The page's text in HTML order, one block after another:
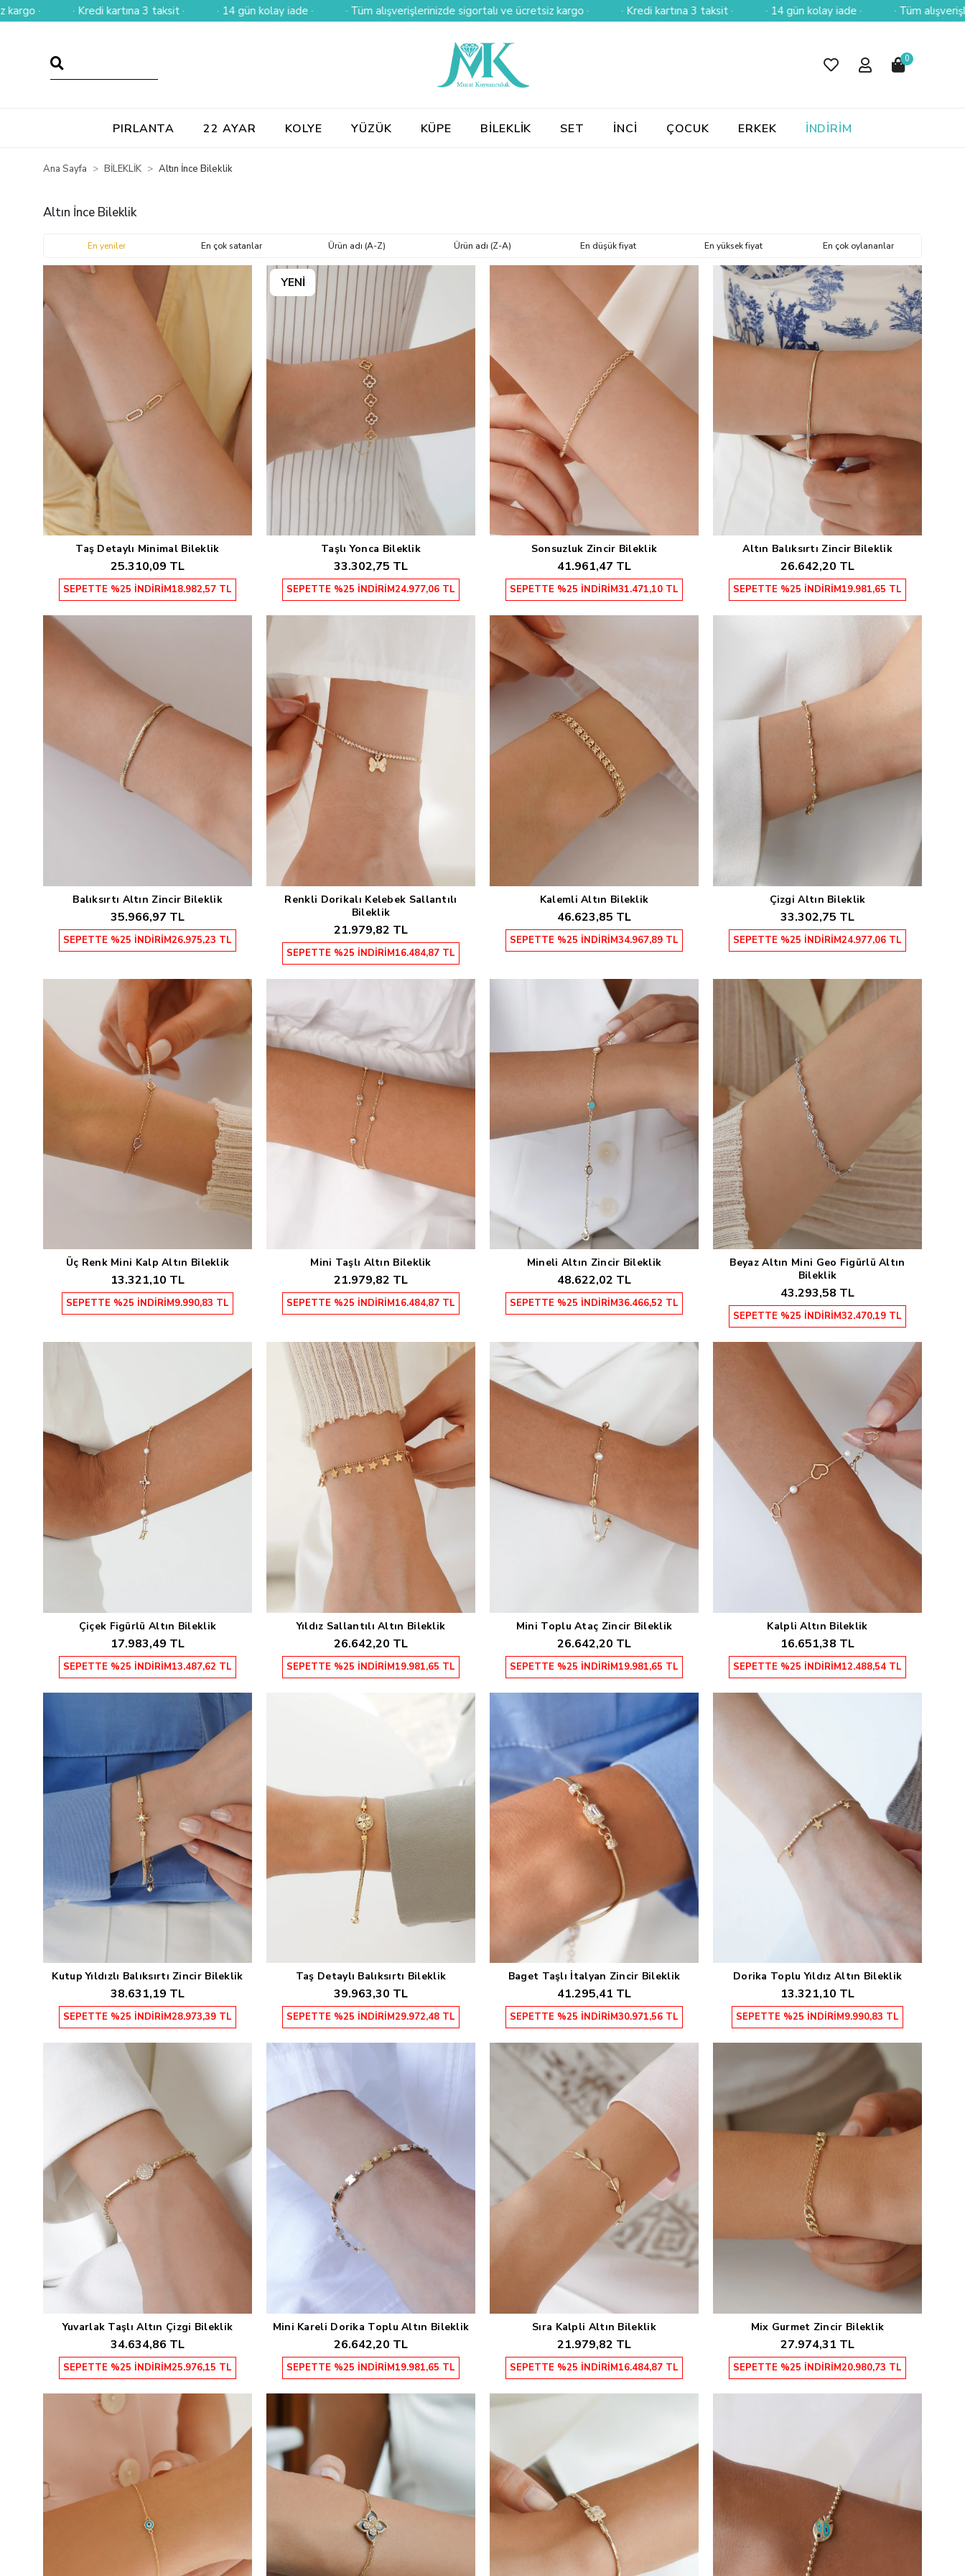
3 taksit · · 14 gün kolay iade · · Tüm alışverişlerinizde sigortalı ve ücretsiz kargo · · Kredi kartına 3 taksit · · 14 gün kolay iade · · Tüm alışverişlerinizde sigortalı ve
0
PIRLANTA 22 AYAR KOLYE YÜZÜK KÜPE BİLEKLİK SET İNCİ ÇOCUK ERKEK İNDİRİM
Ana Sayfa BİLEKLİK Altın İnce Bileklik
Altın İnce Bileklik
En yeniler En çok satanlar Ürün adı (A-Z) Ürün adı (Z-A) En düşük fiyat En yüksek fiyat En çok oylananlar
Sepete Ekle
Taş Detaylı Minimal Bileklik
25.310,09 TL
SEPETTE %25 İNDİRİM18.982,57 TL
Sepete Ekle
Taşlı Yonca Bileklik
33.302,75 TL
SEPETTE %25 İNDİRİM24.977,06 TL
Sepete Ekle
Sonsuzluk Zincir Bileklik
41.961,47 TL
SEPETTE %25 İNDİRİM31.471,10 TL
Sepete Ekle
Altın Balıksırtı Zincir Bileklik
26.642,20 TL
SEPETTE %25 İNDİRİM19.981,65 TL
Sepete Ekle
Balıksırtı Altın Zincir Bileklik
35.966,97 TL
SEPETTE %25 İNDİRİM26.975,23 TL
Sepete Ekle
Renkli Dorikalı Kelebek Sallantılı
Bileklik
21.979,82 TL
SEPETTE %25 İNDİRİM16.484,87 TL
Sepete Ekle
Kalemli Altın Bileklik
46.623,85 TL
SEPETTE %25 İNDİRİM34.967,89 TL
Sepete Ekle
Çizgi Altın Bileklik
33.302,75 TL
SEPETTE %25 İNDİRİM24.977,06 TL
Sepete Ekle
Üç Renk Mini Kalp Altın Bileklik
13.321,10 TL
SEPETTE %25 İNDİRİM9.990,83 TL
Sepete Ekle
Mini Taşlı Altın Bileklik
21.979,82 TL
SEPETTE %25 İNDİRİM16.484,87 TL
Sepete Ekle
Mineli Altın Zincir Bileklik
48.622,02 TL
SEPETTE %25 İNDİRİM36.466,52 TL
Sepete Ekle
Beyaz Altın Mini Geo Figürlü Altın
Bileklik
43.293,58 TL
SEPETTE %25 İNDİRİM32.470,19 TL
Sepete Ekle
Çiçek Figürlü Altın Bileklik
17.983,49 TL
SEPETTE %25 İNDİRİM13.487,62 TL
Sepete Ekle
Yıldız Sallantılı Altın Bileklik
26.642,20 TL
SEPETTE %25 İNDİRİM19.981,65 TL
Sepete Ekle
Mini Toplu Ataç Zincir Bileklik
26.642,20 TL
SEPETTE %25 İNDİRİM19.981,65 TL
Sepete Ekle
Kalpli Altın Bileklik
16.651,38 TL
SEPETTE %25 İNDİRİM12.488,54 TL
Sepete Ekle
Kutup Yıldızlı Balıksırtı Zincir Bileklik
38.631,19 TL
SEPETTE %25 İNDİRİM28.973,39 TL
Sepete Ekle
Taş Detaylı Balıksırtı Bileklik
39.963,30 TL
SEPETTE %25 İNDİRİM29.972,48 TL
Sepete Ekle
Baget Taşlı İtalyan Zincir Bileklik
41.295,41 TL
SEPETTE %25 İNDİRİM30.971,56 TL
Sepete Ekle
Dorika Toplu Yıldız Altın Bileklik
13.321,10 TL
SEPETTE %25 İNDİRİM9.990,83 TL
Sepete Ekle
Yuvarlak Taşlı Altın Çizgi Bileklik
34.634,86 TL
SEPETTE %25 İNDİRİM25.976,15 TL
Sepete Ekle
Mini Kareli Dorika Toplu Altın Bileklik
26.642,20 TL
SEPETTE %25 İNDİRİM19.981,65 TL
Sepete Ekle
Sıra Kalpli Altın Bileklik
21.979,82 TL
SEPETTE %25 İNDİRİM16.484,87 TL
Sepete Ekle
Mix Gurmet Zincir Bileklik
27.974,31 TL
SEPETTE %25 İNDİRİM20.980,73 TL